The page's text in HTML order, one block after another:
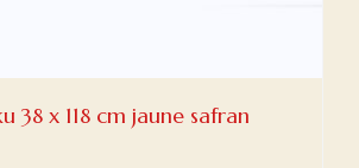
38 x 118 cm jaune safran